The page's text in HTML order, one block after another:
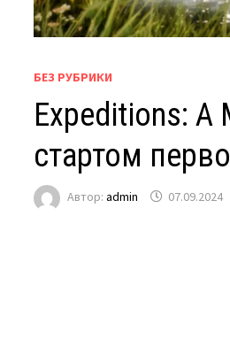
БЕЗ РУБРИКИ
Expeditions: A
стартом
Автор:admin 07.09.2024